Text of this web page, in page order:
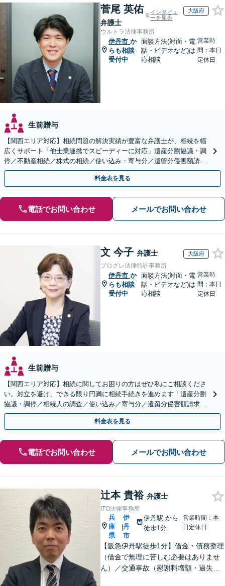
菅尾 英佑
弁護士
インタビュ
ーを見る
大阪府
ウルトラ法律事務所
伊丹市 か
らも相談
受付中
面談方法(対面・電
話・ビデオなど)は
応相談
営業時
間：本日
定休日
生前贈与
【関西エリア対応】相続問題の解決実績が豊富な弁護士が、相続を幅
広くサポート「他士業連携でスピーディーに対応」遺産分割協議・調
停／不動産相続／株式の相続／使い込み・寄与分／遺留分侵害額請求
／相続放棄（借金の相続）／遺言書作成
料金表を見る
電話でお問い合わせ メールでお問い合わせ
文 今子 弁護士 大阪府
プログレ法律特許事務所
伊丹市 か
らも相談
受付中
面談方法(対面・電
話・ビデオなど)は
応相談
営業時
間：本日
定休日
生前贈与
【関西エリア対応】相続に関してお困りの方はぜひ私にご相談くださ
い。対立を避け、できる限り円満に相続手続きを進めます「遺産分割
協議・調停／相続人の調査／使い込み／寄与分／遺留分侵害額請求／
相続放棄（借金の相続）／遺言書作成【休日・夜間相談可】
料金表を見る
電話でお問い合わせ メールでお問い合わせ
辻本 貴裕 弁護士
ITO法律事務所
兵
庫
県
|
伊
丹
市
伊丹駅から
徒歩1分
営業時間：本
日定休日
【阪急伊丹駅徒歩1分】借金・債務整理
（借金で無理に苦しむ必要はありませ
ん）／交通事故（慰謝料増額・過失割